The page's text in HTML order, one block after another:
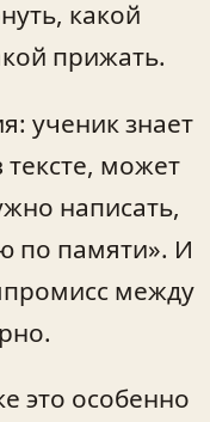
какой
прижать.
ученик знает
тексте, может
написать,
по памяти». И
между
это особенно